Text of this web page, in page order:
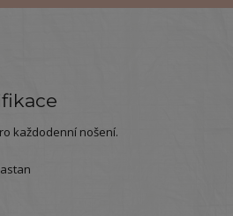
každodenní nošení.